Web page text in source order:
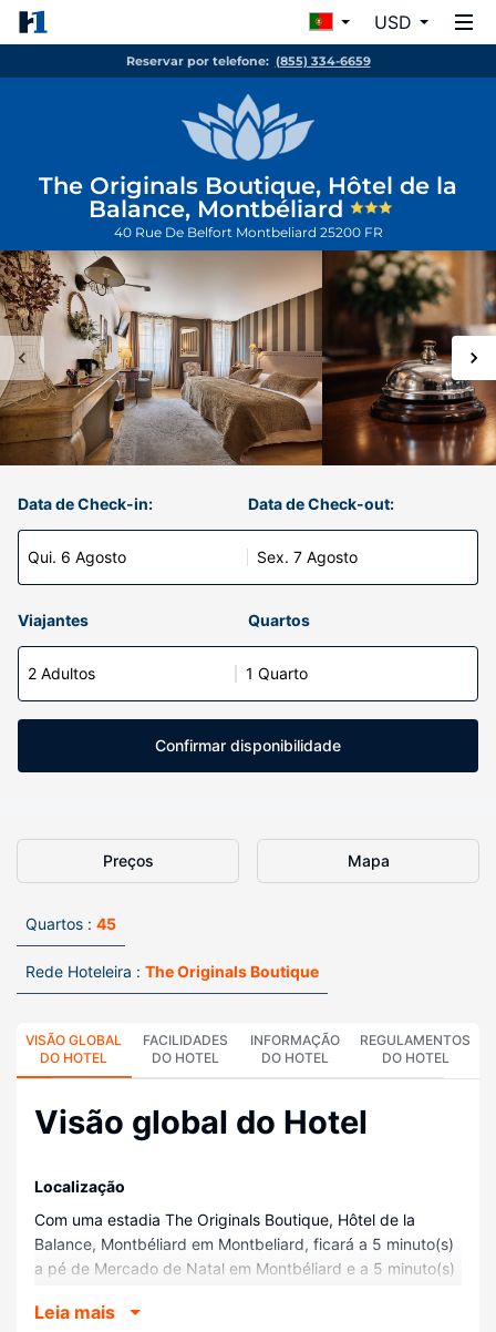
USD
Reservar por telefone: (855) 334-6659
The Originals Boutique, Hôtel de la
Balance, Montbéliard
40 Rue De Belfort Montbeliard 25200 FR
Data de Check-in:
Qui. 6 Agosto
Data de Check-out:
Sex. 7 Agosto
Viajantes Quartos
2 Adultos 1 Quarto
Confirmar disponibilidade
Preços Mapa
Quartos : 45
Rede Hoteleira : The Originals Boutique
VISÃO GLOBAL
DO HOTEL
FACILIDADES
DO HOTEL
INFORMAÇÃO
DO HOTEL
REGULAMENTOS
DO HOTEL
Visão global do Hotel
Localização
Com uma estadia The Originals Boutique, Hôtel de la
Balance, Montbéliard em Montbeliard, ficará a 5 minuto(s)
a pé de Mercado de Natal em Montbéliard e a 5 minuto(s)
de Castelo dos Duques de Wurttemberg e a 1,9 km (1,2 mi)
Leia mais